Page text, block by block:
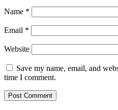
Name *
Email *
Website
Save my name, email, and
time I comment.